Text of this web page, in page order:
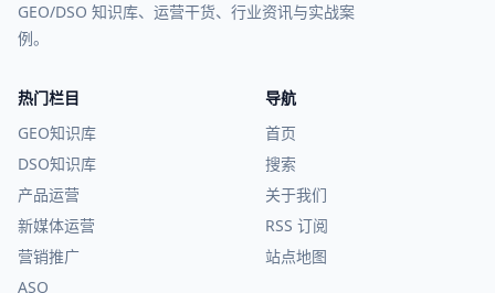
GEO/DSO 知识库、运营干货、行业资讯与实战案
例。
热门栏目
GEO知识库
DSO知识库
产品运营
新媒体运营
营销推广
ASO
导航
首页
搜索
关于我们
RSS 订阅
站点地图